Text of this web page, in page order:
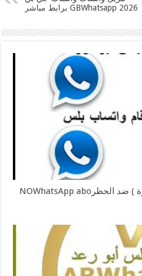
2026 GBWhatsapp برابط مباشر
واتساب ابو عمر 2026 ( ابو نورة ) ضد الحظرNOWhatsApp abo